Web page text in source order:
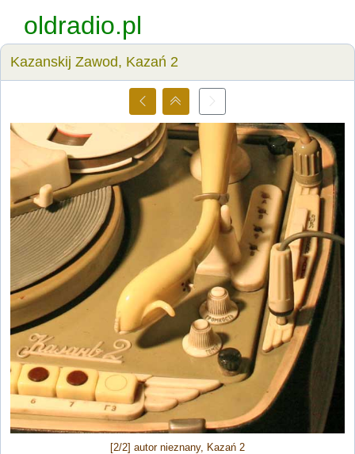
oldradio.pl
Kazanskij Zawod, Kazań 2
[2/2] autor nieznany, Kazań 2